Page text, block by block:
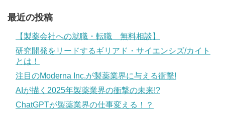
最近の投稿
【製薬会社への就職・転職 無料相談】
研究開発をリードするギリアド・サイエンシズ/カイト
とは！
注目のModerna Inc.が製薬業界に与える衝撃!
AIが描く2025年製薬業界の衝撃の未来!?
ChatGPTが製薬業界の仕事変える！？